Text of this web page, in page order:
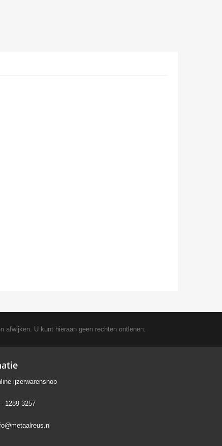
afwijken. U kunt hieraan geen rechten ontlenen.
ijzerwarenshop
1289 3257